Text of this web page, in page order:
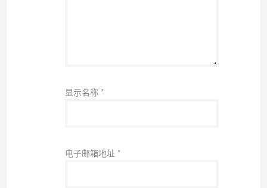
显示名称 *
电子邮箱地址 *